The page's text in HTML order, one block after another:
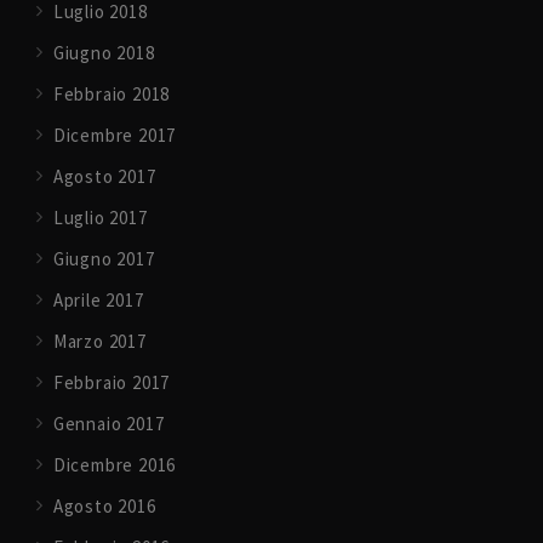
Luglio 2018
Giugno 2018
Febbraio 2018
Dicembre 2017
Agosto 2017
Luglio 2017
Giugno 2017
Aprile 2017
Marzo 2017
Febbraio 2017
Gennaio 2017
Dicembre 2016
Agosto 2016